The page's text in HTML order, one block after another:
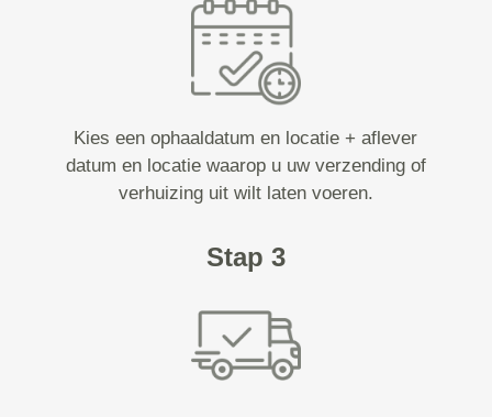
Kies een ophaaldatum en locatie + aflever
datum en locatie waarop u uw verzending of
verhuizing uit wilt laten voeren.
Stap 3